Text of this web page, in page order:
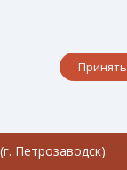
Принять
Петрозаводск)